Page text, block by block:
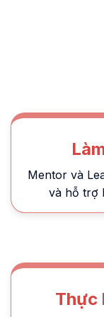
Mentor và
và hỗ trợ
Thực